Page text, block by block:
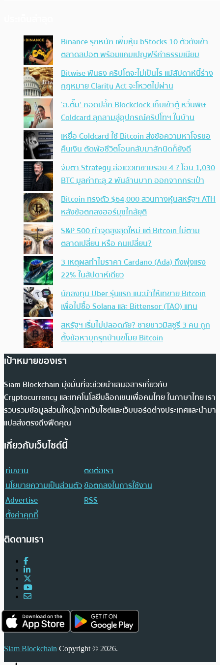
Binance รุกหนัก เพิ่มหุ้น bStocks 10 ตัวดังเข้า
ตลาดสปอต พร้อมแคมเปญฟรีค่าธรรมเนียม
Bitwise ฟันธง คริปโตจะไม่เป็นไร แม้สัปดาห์นี้ร่าง
กฎหมาย Clarity Act จะโหวตไม่ผ่าน
‘อ.ตั๊ม’ ถอดปลั้ก Blockclock เก็บเข้าตู้ หวั่นพิษ
Coldcard ลุกลามสู่อุปกรณ์คริปโทฯ ในบ้าน
เหยื่อ Coldcard ใช้ Bitcoin ส่งข้อความหาโจรขอ
คืนเงิน ตัดพ้อชีวิตโอนกลับมาสักนิดก็ยังดี
จับตา Strategy ส่อแววเทขายรอบ 4 ? โอน 1,030
BTC มูลค่าทะลุ 2 พันล้านบาท ออกจากกระเป๋า
Bitcoin ทรงตัว $64,000 สวนทางหุ้นสหรัฐฯ ATH
หลังข้อตกลงฮอร์มุซใกล้ยุติ
S&P 500 ทำจุดสูงสุดใหม่ แต่ Bitcoin ไม่ตาม
ตลาดเปลี่ยน หรือ คนเปลี่ยน?
3 เหตุผลทำไมราคา Cardano (Ada) ถึงพุ่งแรง
22% ในสัปดาห์เดียว
นักลงทุน Uber รุ่นแรก แนะนำให้เทขาย Bitcoin
เพื่อไปซื้อ Solana และ Bittensor (TAO) แทน
สหรัฐฯ เริ่มไม่ปลอดภัย? ชายชาวมิสซูรี 3 คน ถูก
ตั้งข้อหาบุกรุกบ้านขโมย Bitcoin
เป้าหมายของเรา
Siam Blockchain มุ่งมั่นที่จะช่วยนำเสนอสารเกี่ยวกับ
Cryptocurrency และเทคโนโลยีบล็อกเชนเพื่อคนไทย ในภาษาไทย เรา
รวบรวมข้อมูลส่วนใหญ่จากเว็บไซต์และเว็บบอร์ดต่างประเทศและนำมา
แปลส่งตรงถึงฟีดคุณ
เกี่ยวกับเว็บไซต์นี้
ทีมงาน
ติดต่อเรา
นโยบายความเป็นส่วนตัวข้อตกลงในการใช้งาน
Advertise
RSS
ตั้งค่าคุกกี้
ติดตามเรา
Siam Blockchain Copyright © 2026.